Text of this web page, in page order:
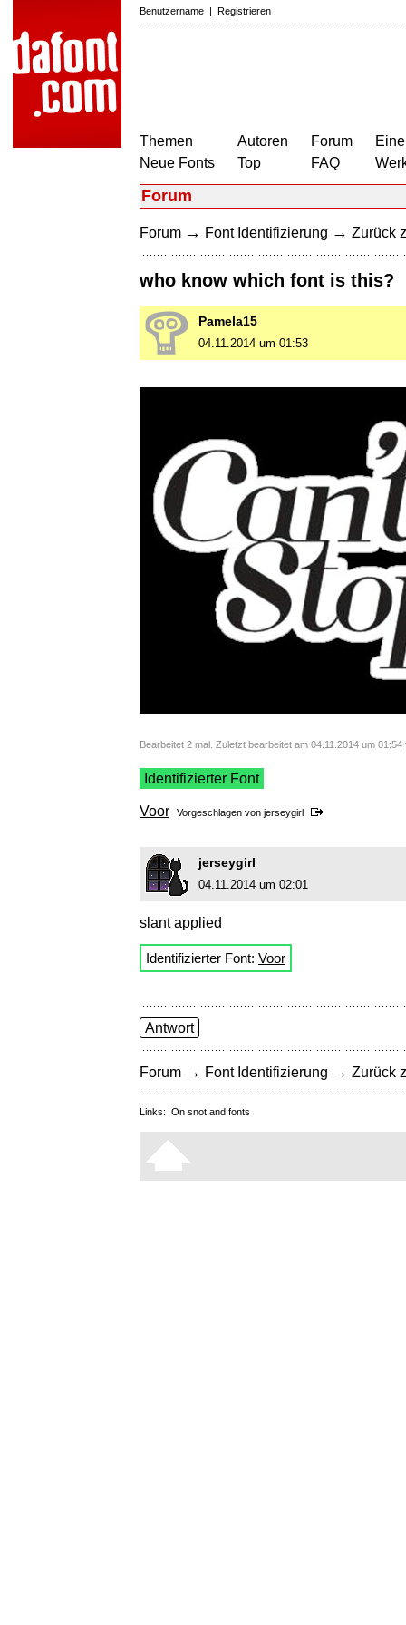
Benutzername | Registrieren
Themen
Neue Fonts
Autoren
Top
Forum
FAQ
Forum
Forum → Font Identifizierung → Zurück
who know which font is this?
Pamela15
04.11.2014 um 01:53
Bearbeitet 2 mal. Zuletzt bearbeitet am 04.11.2014 um 01:54
Identifizierter Font
Voor Vorgeschlagen von jerseygirl
jerseygirl
04.11.2014 um 02:01
slant applied
Identifizierter Font: Voor
Antwort
Forum → Font Identifizierung → Zurück
Links: On snot and fonts